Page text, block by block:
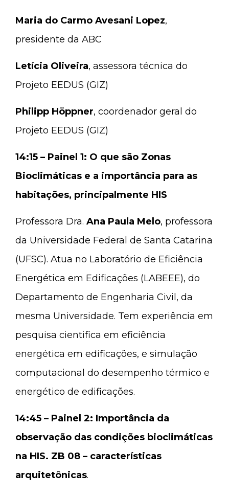
Maria do Carmo Avesani Lopez,
presidente da ABC
Letícia Oliveira, assessora técnica do
Projeto EEDUS (GIZ)
Philipp Höppner, coordenador geral do
Projeto EEDUS (GIZ)
14:15 – Painel 1: O que são Zonas
Bioclimáticas e a importância para as
habitações, principalmente HIS
Professora Dra. Ana Paula Melo, professora
da Universidade Federal de Santa Catarina
(UFSC). Atua no Laboratório de Eficiência
Energética em Edificações (LABEEE), do
Departamento de Engenharia Civil, da
mesma Universidade. Tem experiência em
pesquisa cientifica em eficiência
energética em edificações, e simulação
computacional do desempenho térmico e
energético de edificações.
14:45 – Painel 2: Importância da
observação das condições bioclimáticas
na HIS. ZB 08 – características
arquitetônicas.